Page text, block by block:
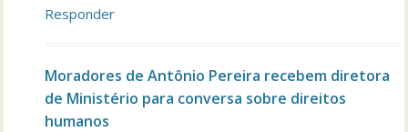
Responder
Moradores de Antônio Pereira recebem diretora
de Ministério para conversa sobre direitos
humanos